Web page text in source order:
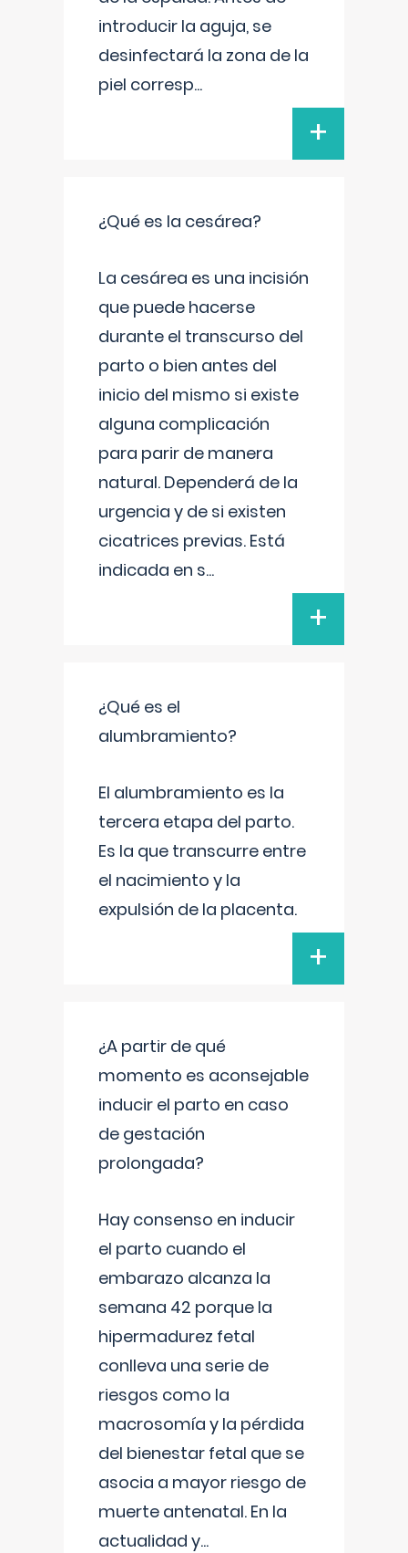
introducir la aguja, se
desinfectará la zona de la
piel corresp...
+
¿Qué es la cesárea?
La cesárea es una incisión
que puede hacerse
durante el transcurso del
parto o bien antes del
inicio del mismo si existe
alguna complicación
para parir de manera
natural. Dependerá de la
urgencia y de si existen
cicatrices previas. Está
indicada en s...
+
¿Qué es el
alumbramiento?
El alumbramiento es la
tercera etapa del parto.
Es la que transcurre entre
el nacimiento y la
expulsión de la placenta.
+
¿A partir de qué
momento es aconsejable
inducir el parto en caso
de gestación
prolongada?
Hay consenso en inducir
el parto cuando el
embarazo alcanza la
semana 42 porque la
hipermadurez fetal
conlleva una serie de
riesgos como la
macrosomía y la pérdida
del bienestar fetal que se
asocia a mayor riesgo de
muerte antenatal. En la
actualidad y...